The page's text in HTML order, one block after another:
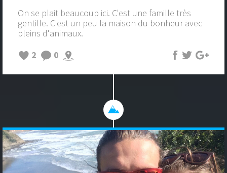
On se plait beaucoup ici. C'est une famille très
gentille. C'est un peu la maison du bonheur avec
pleins d'animaux.
2
0